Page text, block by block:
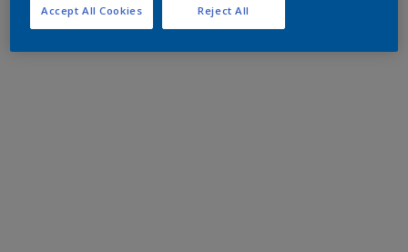
Reject All
Accept All Cookies